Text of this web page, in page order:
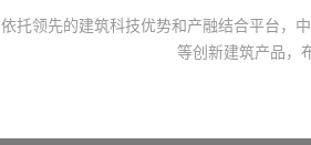
依托领先的建筑科技优势和产融结合平台，
等创新建筑产品，